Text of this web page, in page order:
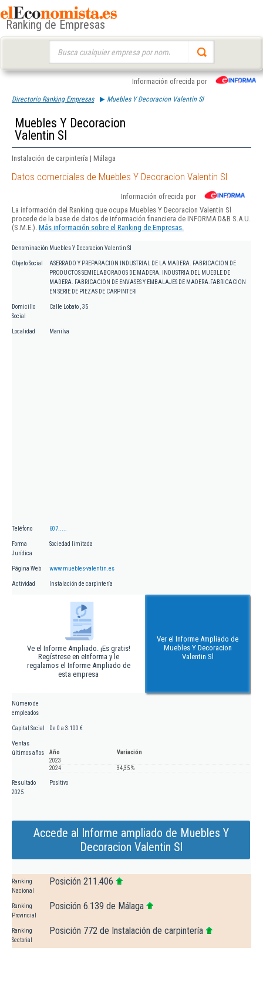
Ranking de Empresas
Información ofrecida por
Directorio Ranking Empresas Muebles Y Decoracion Valentin Sl
Muebles Y Decoracion
Valentin Sl
Instalación de carpintería | Málaga
Datos comerciales de Muebles Y Decoracion Valentin Sl
Información ofrecida por
La información del Ranking que ocupa Muebles Y Decoracion Valentin Sl
procede de la base de datos de información financiera de INFORMA D&B S.A.U.
(S.M.E.). Más información sobre el Ranking de Empresas.
Denominación Muebles Y Decoracion Valentin Sl
Objeto Social
ASERRADO Y PREPARACION INDUSTRIAL DE LA MADERA. FABRICACION DE
PRODUCTOS SEMIELABORADOS DE MADERA. INDUSTRIA DEL MUEBLE DE
MADERA. FABRICACION DE ENVASES Y EMBALAJES DE MADERA.FABRICACION
EN SERIE DE PIEZAS DE CARPINTERI
Domicilio
Social
Calle Lobato , 35
Localidad Manilva
Teléfono 607.....
Forma
Jurídica
Sociedad limitada
Página Web www.muebles-valentin.es
Actividad Instalación de carpintería
Ve el Informe Ampliado. ¡Es gratis!
Regístrese en eInforma y le
regalamos el Informe Ampliado de
esta empresa
Ver el Informe Ampliado de
Muebles Y Decoracion
Valentin Sl
Número de
empleados
Capital Social De 0 a 3.100 €
Ventas
últimos años
Año
Variación
2023
2024
34,35 %
Resultado
2025
Positivo
Accede al Informe ampliado de Muebles Y
Decoracion Valentin Sl
Ranking
Nacional
Posición 211.406
Ranking
Provincial
Posición 6.139 de Málaga
Ranking
Sectorial
Posición 772 de Instalación de carpintería